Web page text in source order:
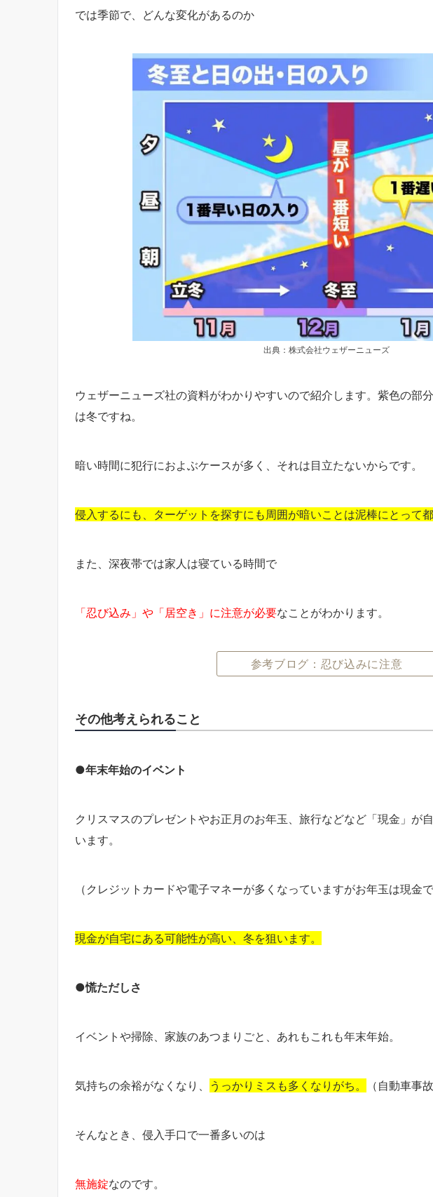
では季節で、どんな変化があるのか
出典：株式会社ウェザーニューズ
ウェザーニューズ社の資料がわかりやすいので紹介します。紫色の部
は冬ですね。
暗い時間に犯行におよぶケースが多く、それは目立たないからです。
侵入するにも、ターゲットを探すにも周囲が暗いことは泥棒にとって
また、深夜帯では家人は寝ている時間で
「忍び込み」や「居空き」に注意が必要なことがわかります。
参考ブログ：忍び込みに注意
その他考えられること
●年末年始のイベント
クリスマスのプレゼントやお正月のお年玉、旅行などなど「現金」が
います。
（クレジットカードや電子マネーが多くなっていますがお年玉は現金で
現金が自宅にある可能性が高い、冬を狙います。
●慌ただしさ
イベントや掃除、家族のあつまりごと、あれもこれも年末年始。
気持ちの余裕がなくなり、 うっかりミスも多くなりがち。 （自動車事
そんなとき、侵入手口で一番多いのは
無施錠なのです。